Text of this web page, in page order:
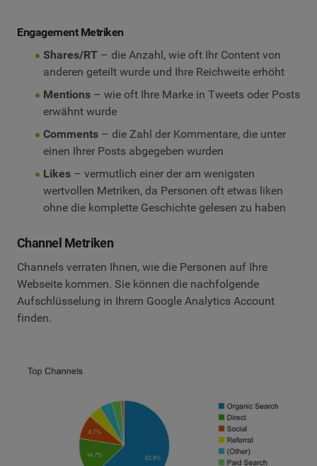
Engagement Metriken
Shares/RT– die Anzahl, wie oft Ihr Content von
anderen geteilt wurde und Ihre Reichweite erhöht
Mentions– wie oft Ihre Marke in Tweets oder Posts
erwähnt wurde
Comments– die Zahl der Kommentare, die unter
einen Ihrer Posts abgegeben wurden
Likes– vermutlich einer der am wenigsten
wertvollen Metriken, da Personen oft etwas liken
ohne die komplette Geschichte gelesen zu haben
Channel Metriken
Channels verraten Ihnen, wie die Personen auf Ihre
Webseite kommen. Sie können die nachfolgende
Aufschlüsselung in Ihrem Google Analytics Account
finden.